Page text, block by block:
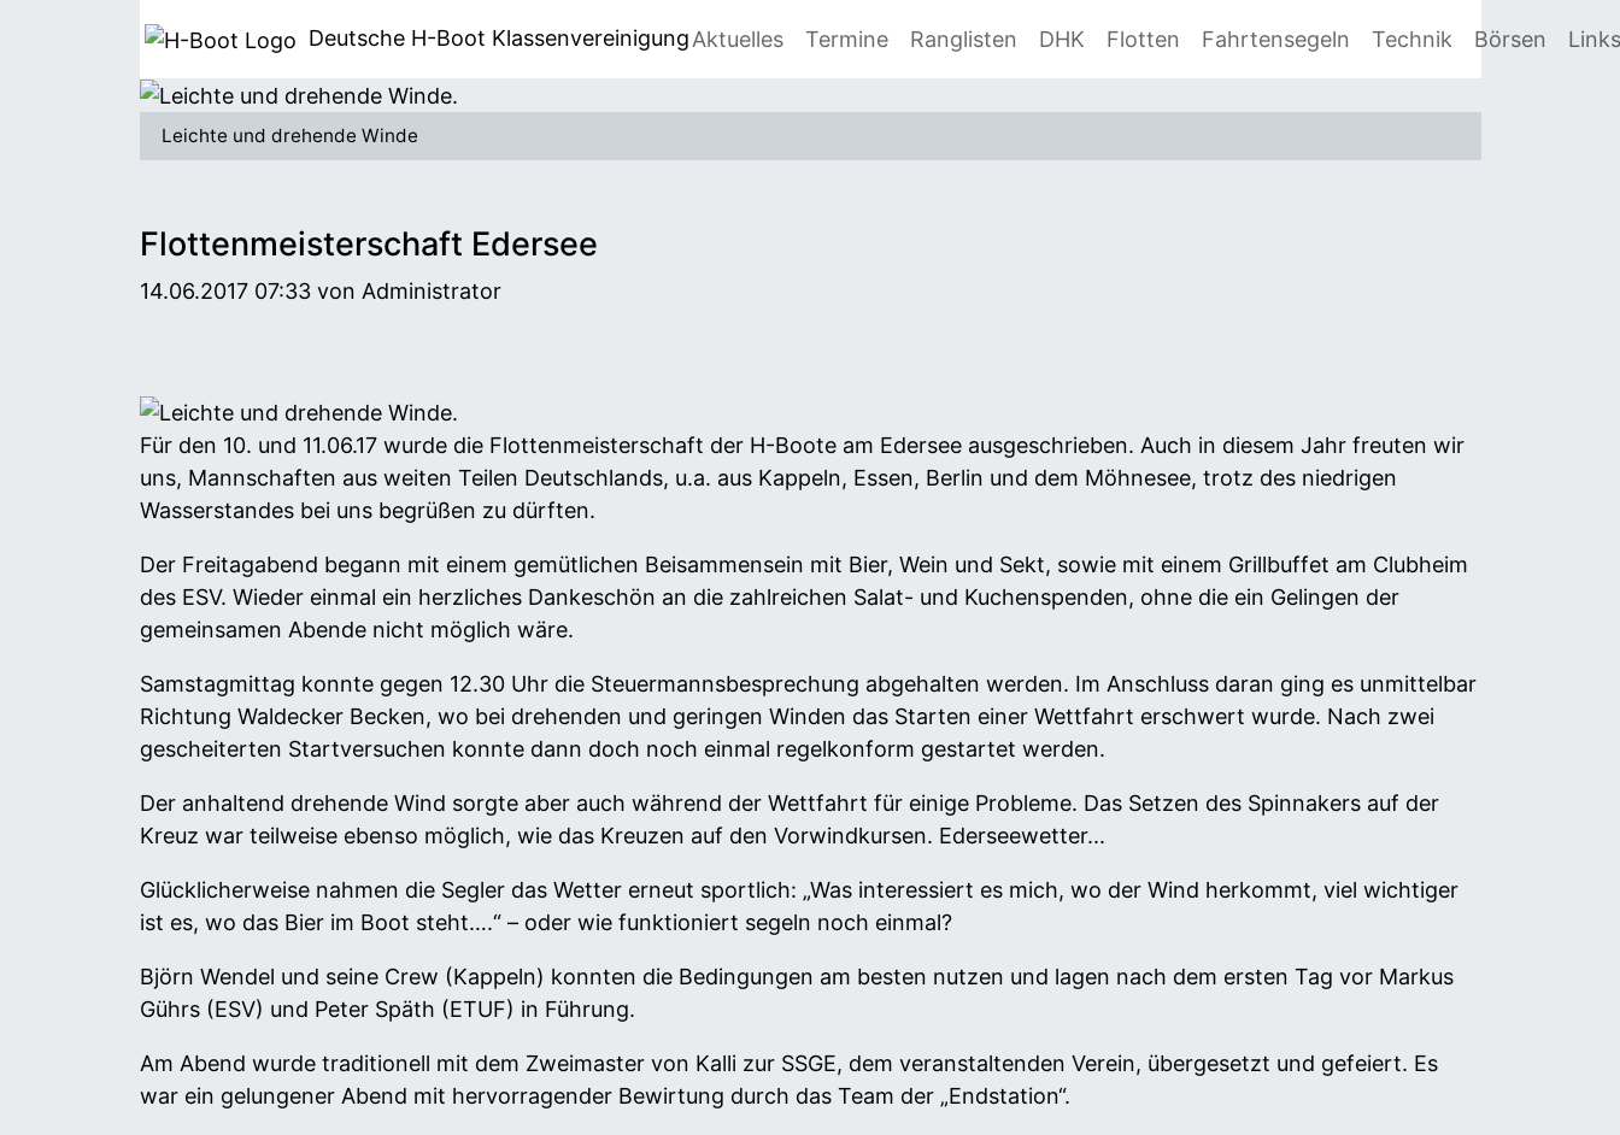
Deutsche H-Boot KlassenvereinigungAktuelles Termine Ranglisten DHK Flotten Fahrtensegeln Technik Börsen Links
Leichte und drehende Winde
Flottenmeisterschaft Edersee
14.06.2017 07:33von Administrator
Für den 10. und 11.06.17 wurde die Flottenmeisterschaft der H-Boote am Edersee ausgeschrieben. Auch in diesem Jahr freuten wir
uns, Mannschaften aus weiten Teilen Deutschlands, u.a. aus Kappeln, Essen, Berlin und dem Möhnesee, trotz des niedrigen
Wasserstandes bei uns begrüßen zu dürften.
Der Freitagabend begann mit einem gemütlichen Beisammensein mit Bier, Wein und Sekt, sowie mit einem Grillbuffet am Clubheim
des ESV. Wieder einmal ein herzliches Dankeschön an die zahlreichen Salat- und Kuchenspenden, ohne die ein Gelingen der
gemeinsamen Abende nicht möglich wäre.
Samstagmittag konnte gegen 12.30 Uhr die Steuermannsbesprechung abgehalten werden. Im Anschluss daran ging es unmittelbar
Richtung Waldecker Becken, wo bei drehenden und geringen Winden das Starten einer Wettfahrt erschwert wurde. Nach zwei
gescheiterten Startversuchen konnte dann doch noch einmal regelkonform gestartet werden.
Der anhaltend drehende Wind sorgte aber auch während der Wettfahrt für einige Probleme. Das Setzen des Spinnakers auf der
Kreuz war teilweise ebenso möglich, wie das Kreuzen auf den Vorwindkursen. Ederseewetter...
Glücklicherweise nahmen die Segler das Wetter erneut sportlich: „Was interessiert es mich, wo der Wind herkommt, viel wichtiger
ist es, wo das Bier im Boot steht….“ – oder wie funktioniert segeln noch einmal?
Björn Wendel und seine Crew (Kappeln) konnten die Bedingungen am besten nutzen und lagen nach dem ersten Tag vor Markus
Gührs (ESV) und Peter Späth (ETUF) in Führung.
Am Abend wurde traditionell mit dem Zweimaster von Kalli zur SSGE, dem veranstaltenden Verein, übergesetzt und gefeiert. Es
war ein gelungener Abend mit hervorragender Bewirtung durch das Team der „Endstation“.